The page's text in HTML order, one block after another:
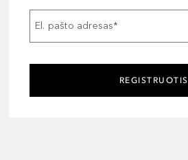
El. pašto adresas*
REGISTRUOTIS